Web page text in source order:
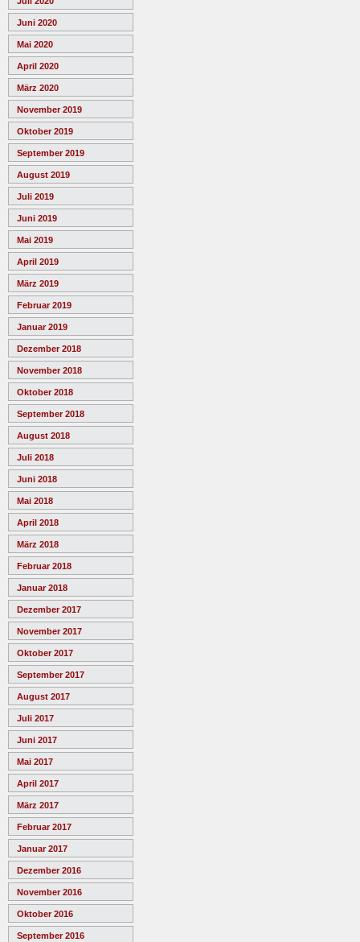
Juni 2020
Mai 2020
April 2020
März 2020
November 2019
Oktober 2019
September 2019
August 2019
Juli 2019
Juni 2019
Mai 2019
April 2019
März 2019
Februar 2019
Januar 2019
Dezember 2018
November 2018
Oktober 2018
September 2018
August 2018
Juli 2018
Juni 2018
Mai 2018
April 2018
März 2018
Februar 2018
Januar 2018
Dezember 2017
November 2017
Oktober 2017
September 2017
August 2017
Juli 2017
Juni 2017
Mai 2017
April 2017
März 2017
Februar 2017
Januar 2017
Dezember 2016
November 2016
Oktober 2016
September 2016